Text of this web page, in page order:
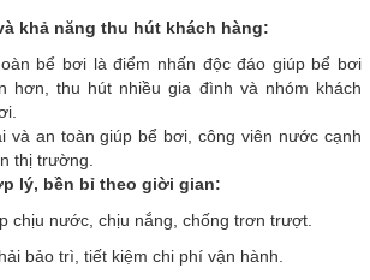
khả năng thu hút khách hàng:
bể bơi là điểm nhấn độc đáo giúp bể bơi
hơn, thu hút nhiều gia đình và nhóm khách
và an toàn giúp bể bơi, công viên nước cạnh
thị trường.
lý, bền bỉ theo giời gian:
chịu nước, chịu nắng, chống trơn trượt.
bảo trì, tiết kiệm chi phí vận hành.